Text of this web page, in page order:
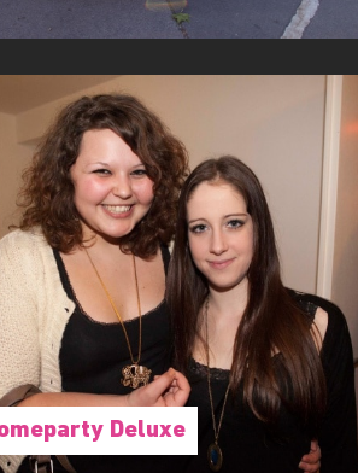
Christoph Peschek